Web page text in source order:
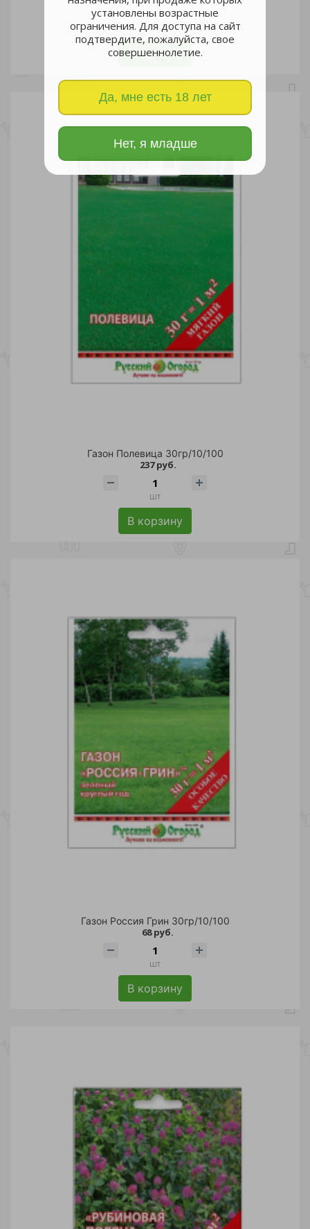
установлены возрастные
ограничения. Для доступа на сайт
подтвердите, пожалуйста, свое
совершеннолетие.
Да, мне есть 18 лет
Нет, я младше
шт
В корзину
Газон Полевица 30гр/10/100
237 руб.
шт
В корзину
Газон Россия Грин 30гр/10/100
68 руб.
шт
В корзину